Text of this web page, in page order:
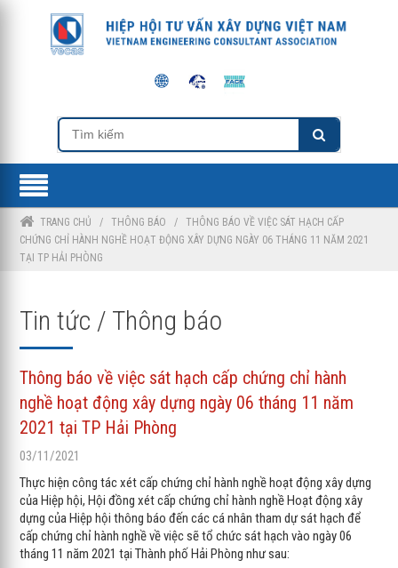
TRANG CHỦ /THÔNG BÁO /THÔNG BÁO VỀ VIỆC SÁT HẠCH CẤP
CHỨNG CHỈ HÀNH NGHỀ HOẠT ĐỘNG XÂY DỰNG NGÀY 06 THÁNG 11 NĂM 2021
TẠI TP HẢI PHÒNG
Tin tức / Thông báo
Thông báo về việc sát hạch cấp chứng chỉ hành
nghề hoạt động xây dựng ngày 06 tháng 11 năm
2021 tại TP Hải Phòng
03/11/2021
Thực hiện công tác xét cấp chứng chỉ hành nghề hoạt động xây dựng
của Hiệp hội, Hội đồng xét cấp chứng chỉ hành nghề Hoạt động xây
dựng của Hiệp hội thông báo đến các cá nhân tham dự sát hạch để
cấp chứng chỉ hành nghề về việc sẽ tổ chức sát hạch vào ngày 06
tháng 11 năm 2021 tại Thành phố Hải Phòng như sau: